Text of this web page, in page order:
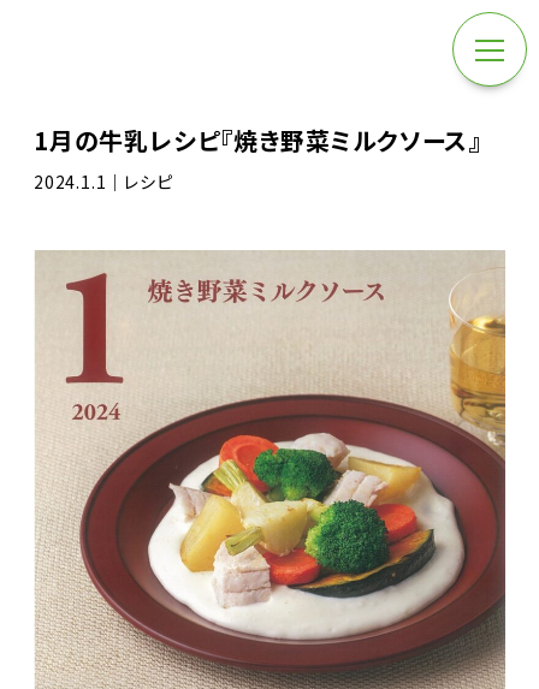
1月の牛乳レシピ『焼き野菜ミルクソース』
2024.1.1｜レシピ